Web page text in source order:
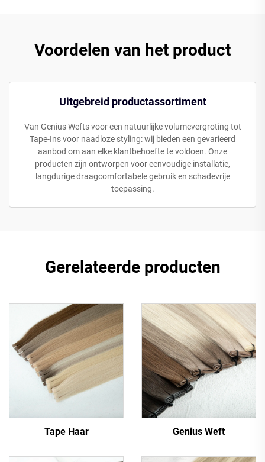
Voordelen van het product
Uitgebreid productassortiment
Van Genius Wefts voor een natuurlijke volumevergroting tot
Tape-Ins voor naadloze styling: wij bieden een gevarieerd
aanbod om aan elke klantbehoefte te voldoen. Onze
producten zijn ontworpen voor eenvoudige installatie,
langdurige draagcomfortabele gebruik en schadevrije
toepassing.
Gerelateerde producten
Tape Haar Genius Weft